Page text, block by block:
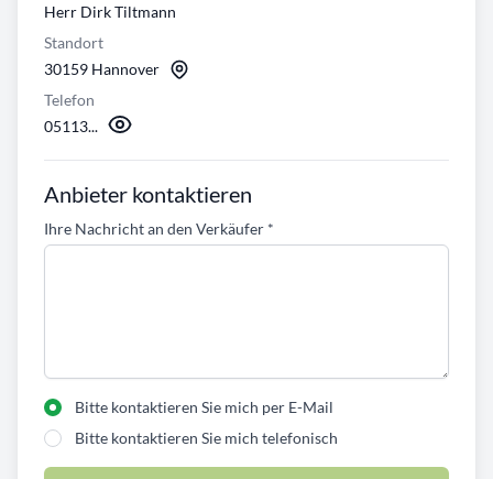
Herr Dirk Tiltmann
Standort
30159 Hannover
Telefon
05113...
Anbieter kontaktieren
Ihre Nachricht an den Verkäufer *
Bitte kontaktieren Sie mich per E-Mail
Bitte kontaktieren Sie mich telefonisch